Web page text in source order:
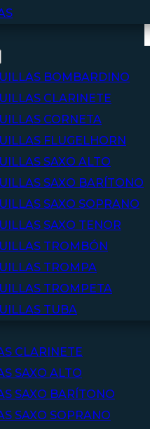
BOMBARDINO
CLARINETE
CORNETA
FLUGELHORN
SAXO ALTO
SAXO BARÍTONO
SAXO SOPRANO
SAXO TENOR
TROMBÓN
TROMPA
TROMPETA
TUBA
CLARINETE
SAXO ALTO
SAXO BARÍTONO
SAXO SOPRANO